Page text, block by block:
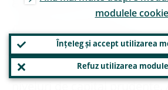
Obiectiv strategic:Băncile
identifice în timp util
activelor și să le transpună
modulele cookie
Înțeleg și accept utilizarea
Refuz utilizarea